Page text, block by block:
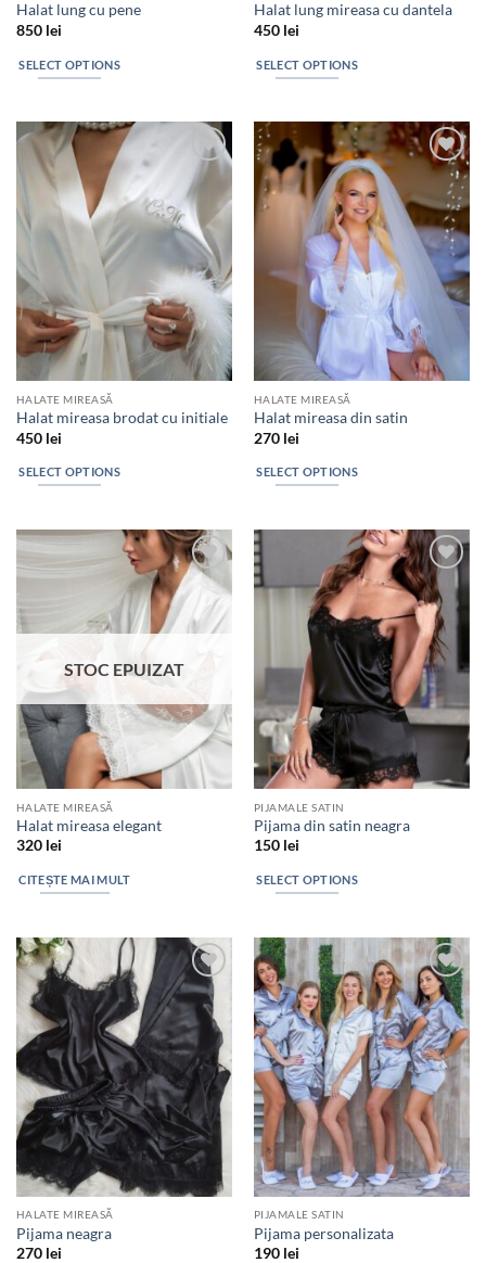
Halat lung cu pene
850 lei
SELECT OPTIONS
Halat lung mireasa cu dantela
450 lei
SELECT OPTIONS
Add to
wishlist
HALATE MIREASĂ
Halat mireasa brodat cu initiale
450 lei
SELECT OPTIONS
Add to
wishlist
HALATE MIREASĂ
Halat mireasa din satin
270 lei
SELECT OPTIONS
Add to
wishlist
STOC EPUIZAT
HALATE MIREASĂ
Halat mireasa elegant
320 lei
CITEȘTE MAI MULT
Add to
wishlist
PIJAMALE SATIN
Pijama din satin neagra
150 lei
SELECT OPTIONS
Add to
wishlist
HALATE MIREASĂ
Pijama neagra
270 lei
Add to
wishlist
PIJAMALE SATIN
Pijama personalizata
190 lei